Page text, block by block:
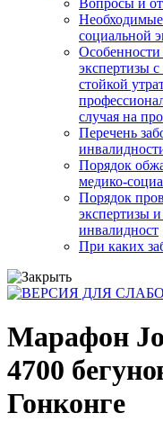
Вопросы и
социальной
Особенности
экспертизы
стойкой
случая на
Перечень
Порядок
медико-
Порядок
экспертизы
инвалидност
При каких
Марафон
4700
Гонконге